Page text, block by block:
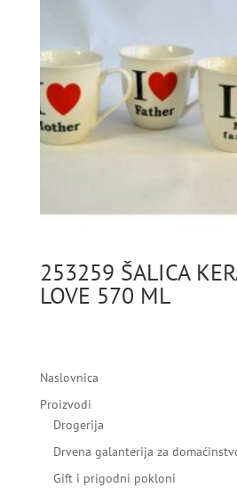
253259 ŠALICA
LOVE 570 ML
Naslovnica
Proizvodi
Drogerija
Drvena galanterija za
Gift i prigodni pokloni